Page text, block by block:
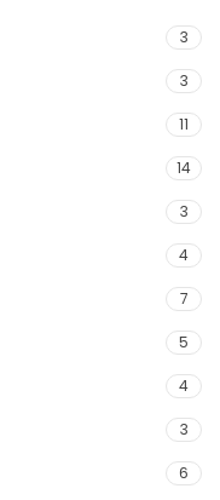
3
3
11
14
3
4
7
5
4
3
6